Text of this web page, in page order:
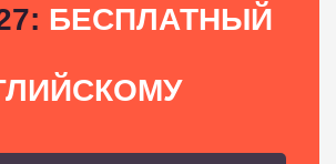
БЕСПЛАТНЫЙ